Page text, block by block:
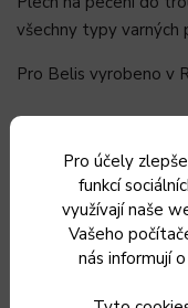
Pro účely
funkcí
využívají naše
Vašeho
nás informují
všechny typy varných
Pro Belis vyrobeno v
Doplňkové
Kategorie: